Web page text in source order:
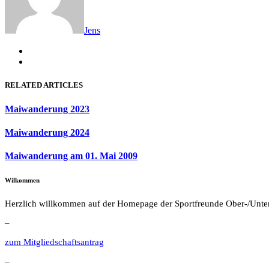
Jens
RELATED ARTICLES
Maiwanderung 2023
Maiwanderung 2024
Maiwanderung am 01. Mai 2009
Wilkommen
Herzlich willkommen auf der Homepage der Sportfreunde Ober-/
–
zum Mitgliedschaftsantrag
–